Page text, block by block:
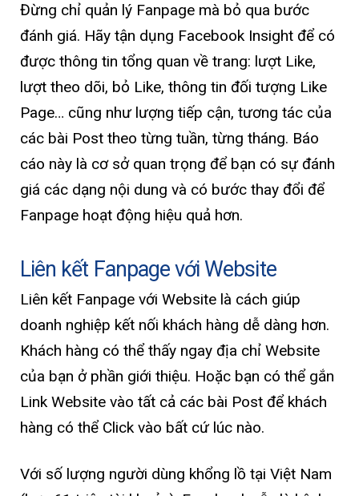
Đừng chỉ quản lý Fanpage mà bỏ qua bước
đánh giá. Hãy tận dụng Facebook Insight để có
được thông tin tổng quan về trang: lượt Like,
lượt theo dõi, bỏ Like, thông tin đối tượng Like
Page… cũng như lượng tiếp cận, tương tác của
các bài Post theo từng tuần, từng tháng. Báo
cáo này là cơ sở quan trọng để bạn có sự đánh
giá các dạng nội dung và có bước thay đổi để
Fanpage hoạt động hiệu quả hơn.
Liên kết Fanpage với Website
Liên kết Fanpage với Website là cách giúp
doanh nghiệp kết nối khách hàng dễ dàng hơn.
Khách hàng có thể thấy ngay địa chỉ Website
của bạn ở phần giới thiệu. Hoặc bạn có thể gắn
Link Website vào tất cả các bài Post để khách
hàng có thể Click vào bất cứ lúc nào.
Với số lượng người dùng khổng lồ tại Việt Nam